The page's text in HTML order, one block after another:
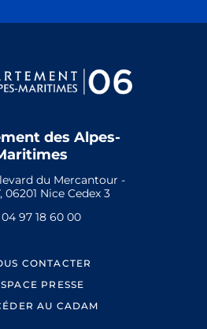
des Alpes-
du Mercantour -
06201 Nice Cedex 3
04 97 18 60 00
CONTACTER
PRESSE
AU CADAM